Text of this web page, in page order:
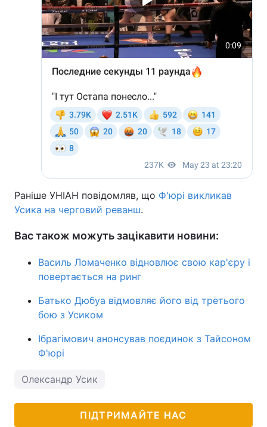
Раніше УНІАН повідомляв, що Ф'юрі викликав
Усика на черговий реванш.
Вас також можуть зацікавити новини:
Василь Ломаченко відновлює свою кар'єру і
повертається на ринг
Батько Дюбуа відмовляє його від третього
бою з Усиком
Ібрагімович анонсував поєдинок з Тайсоном
Ф'юрі
Олександр Усик
ПІДТРИМАЙТЕ НАС